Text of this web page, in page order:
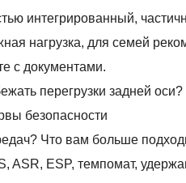
интегрированный,
нагрузка, для семей
с документами.
перегрузки задней оси?
безопасности
Что вам больше
ASR, ESP, темпомат,